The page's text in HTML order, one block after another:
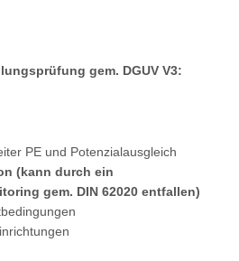
gem. DGUV V3:
PE und Potenzialausgleich
(kann durch ein
gem. DIN 62020 entfallen)